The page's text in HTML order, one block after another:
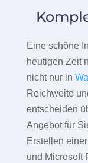
Eine schöne
heutigen Zeit
nicht nur in
Reichweite
entscheiden
Angebot für
Erstellen
und Microsoft